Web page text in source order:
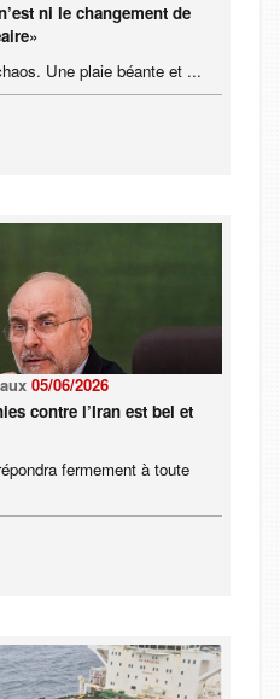
ni le changement de
Une plaie béante et ...
05/06/2026
contre l’Iran est bel et
fermement à toute